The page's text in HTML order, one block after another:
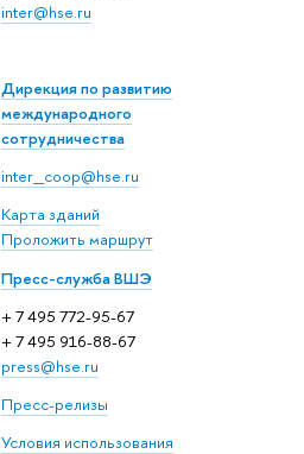
inter@hse.ru
Дирекция по развитию
международного
сотрудничества
inter_coop@hse.ru
Карта зданий
Проложить маршрут
Пресс-служба ВШЭ
+ 7 495 772-95-67
+ 7 495 916-88-67
press@hse.ru
Пресс-релизы
Условия использования